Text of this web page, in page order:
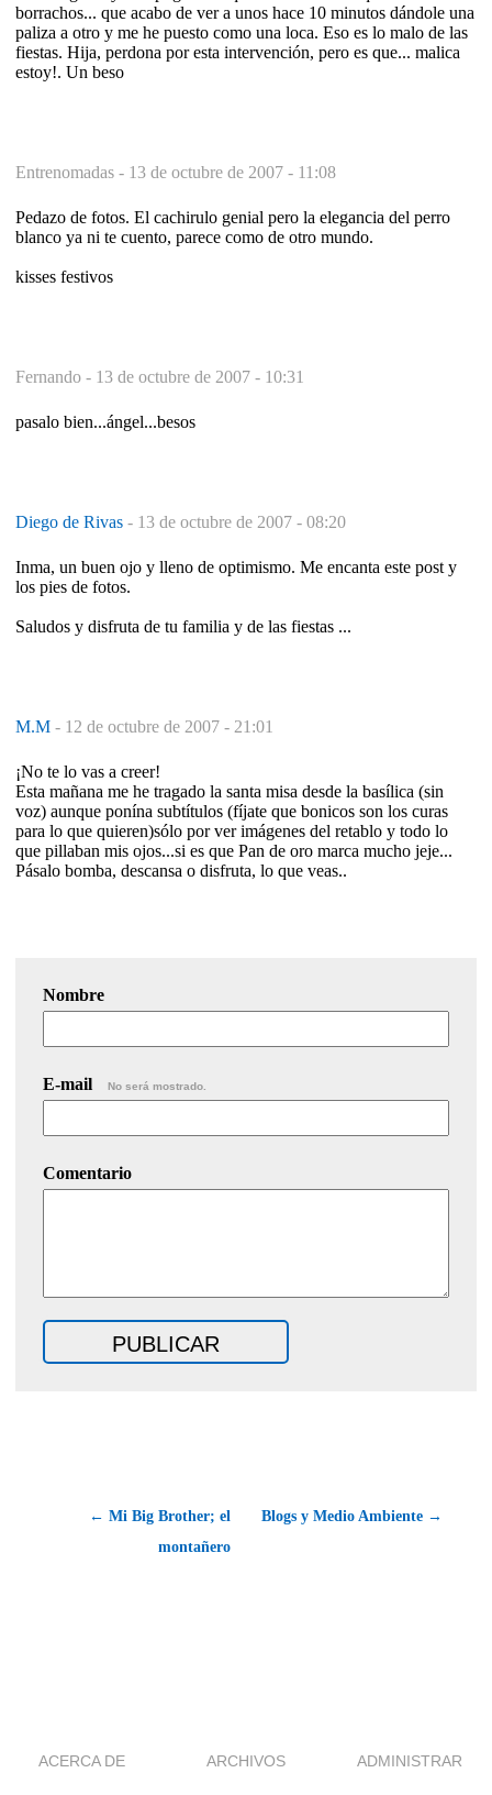
borrachos... que acabo de ver a unos hace 10 minutos dándole una
paliza a otro y me he puesto como una loca. Eso es lo malo de las
fiestas. Hija, perdona por esta intervención, pero es que... malica
estoy!. Un beso
Entrenomadas - 13 de octubre de 2007 - 11:08
Pedazo de fotos. El cachirulo genial pero la elegancia del perro
blanco ya ni te cuento, parece como de otro mundo.
kisses festivos
Fernando - 13 de octubre de 2007 - 10:31
pasalo bien...ángel...besos
Diego de Rivas - 13 de octubre de 2007 - 08:20
Inma, un buen ojo y lleno de optimismo. Me encanta este post y
los pies de fotos.
Saludos y disfruta de tu familia y de las fiestas ...
M.M - 12 de octubre de 2007 - 21:01
¡No te lo vas a creer!
Esta mañana me he tragado la santa misa desde la basílica (sin
voz) aunque ponína subtítulos (fíjate que bonicos son los curas
para lo que quieren)sólo por ver imágenes del retablo y todo lo
que pillaban mis ojos...si es que Pan de oro marca mucho jeje...
Pásalo bomba, descansa o disfruta, lo que veas..
Nombre
E-mail No será mostrado.
Comentario
← Mi Big Brother; el
montañero
Blogs y Medio Ambiente →
ACERCA DE ARCHIVOS ADMINISTRAR